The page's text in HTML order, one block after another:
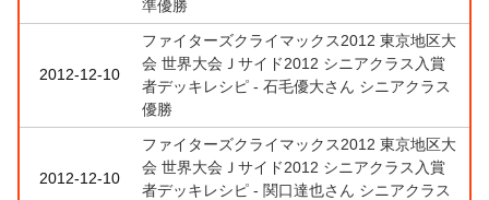
準優勝
2012-12-10
ファイターズクライマックス2012 東京地区大
会 世界大会Ｊサイド2012 シニアクラス入賞
者デッキレシピ - 石毛優大さん シニアクラス
優勝
2012-12-10
ファイターズクライマックス2012 東京地区大
会 世界大会Ｊサイド2012 シニアクラス入賞
者デッキレシピ - 関口達也さん シニアクラス